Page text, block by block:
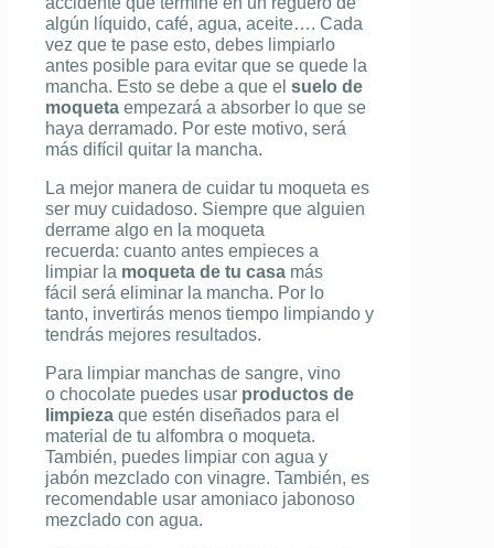
algún líquido, café, agua, aceite…. Cada
vez que te pase esto, debes limpiarlo
antes posible para evitar que se quede la
mancha. Esto se debe a que el suelo de
moqueta empezará a absorber lo que se
haya derramado. Por este motivo, será
más difícil quitar la mancha.
La mejor manera de cuidar tu moqueta es
ser muy cuidadoso. Siempre que alguien
derrame algo en la moqueta
recuerda: cuanto antes empieces a
limpiar la moqueta de tu casa más
fácil será eliminar la mancha. Por lo
tanto, invertirás menos tiempo limpiando y
tendrás mejores resultados.
Para limpiar manchas de sangre, vino
o chocolate puedes usar productos de
limpieza que estén diseñados para el
material de tu alfombra o moqueta.
También, puedes limpiar con agua y
jabón mezclado con vinagre. También, es
recomendable usar amoniaco jabonoso
mezclado con agua.